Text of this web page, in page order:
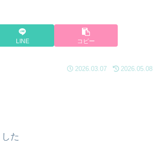
LINE コピー
2026.03.07 2026.05.08
た